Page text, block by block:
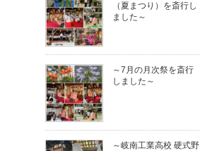
（夏まつり）を斎行し
ました～
～7月の月次祭を斎行
しました～
～岐南工業高校 硬式野